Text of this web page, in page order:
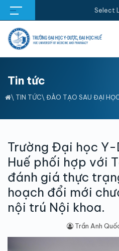
Select
Tin tức
\ TIN TỨC\ ĐÀO TẠO SAU ĐẠI
Trường Đại học
Huế phối hợp với
đánh giá thực
hoạch đổi mới
nội trú Nội khoa.
Trần Anh